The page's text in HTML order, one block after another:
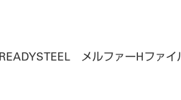
READYSTEEL メルファーHファ